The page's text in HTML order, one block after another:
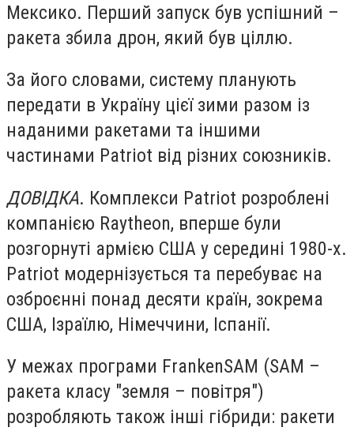
Мексико. Перший запуск був успішний –
ракета збила дрон, який був ціллю.
За його словами, систему планують
передати в Україну цієї зими разом із
наданими ракетами та іншими
частинами Patriot від різних союзників.
ДОВІДКА. Комплекси Patriot розроблені
компанією Raytheon, вперше були
розгорнуті армією США у середині 1980-х.
Patriot модернізується та перебуває на
озброєнні понад десяти країн, зокрема
США, Ізраїлю, Німеччини, Іспанії.
У межах програми FrankenSAM (SAM –
ракета класу "земля – повітря")
розробляють також інші гібриди: ракети